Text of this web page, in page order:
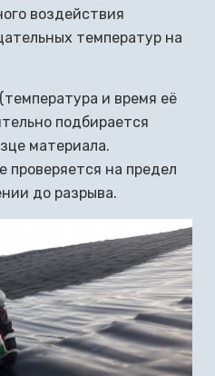
воздействия
температур на
и время её
подбирается
материала.
проверяется на предел
до разрыва.